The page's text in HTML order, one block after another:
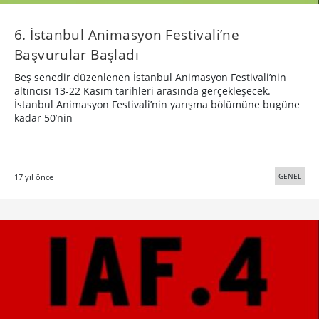
6. İstanbul Animasyon Festivali’ne
Başvurular Başladı
Beş senedir düzenlenen İstanbul Animasyon Festivali’nin
altıncısı 13-22 Kasım tarihleri arasında gerçekleşecek.
İstanbul Animasyon Festivali’nin yarışma bölümüne bugüne
kadar 50’nin
17 yıl önce GENEL